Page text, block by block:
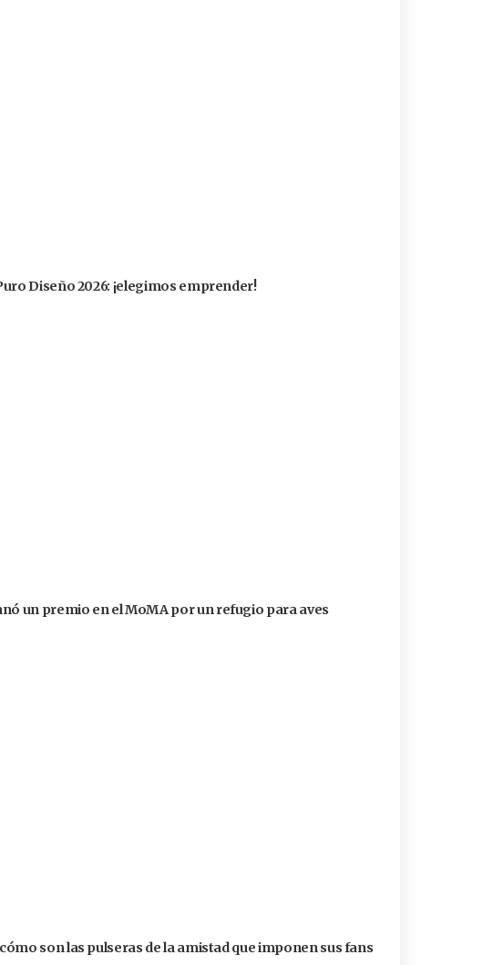
Diseño 2026: ¡elegimos emprender!
un premio en el MoMA por un refugio para aves
son las pulseras de la amistad que imponen sus fans